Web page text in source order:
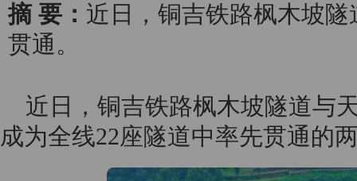
摘 要： 近日，铜吉铁路枫木坡
贯通。
近日，铜吉铁路枫木坡隧道与
成为全线22座隧道中率先贯通的